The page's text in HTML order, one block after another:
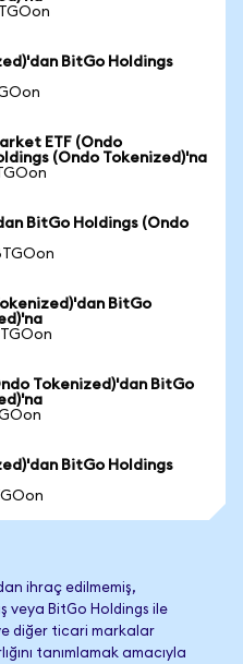
BitGo Holdings
ETF (Ondo
(Ondo Tokenized)'na
BitGo Holdings (Ondo
BitGo
Tokenized)'dan BitGo
BitGo Holdings
ihraç edilmemiş,
veya BitGo Holdings ile
diğer ticari markalar
tanımlamak amacıyla